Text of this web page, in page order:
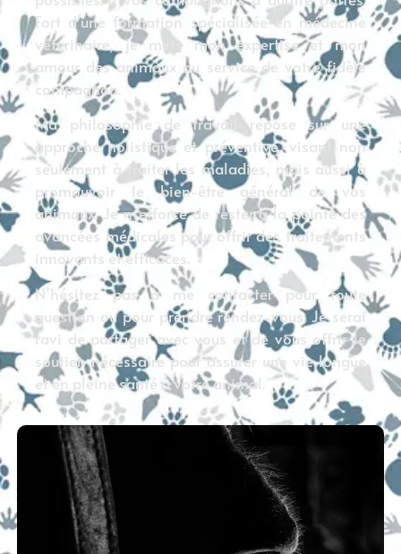
Fort d’une formation spécialisée en médecine
vétérinaire, je mets mon expertise et mon
amour des animaux au service de votre fidèle
compagnon.
Ma philosophie de travail repose sur une
approche holistique et préventive, visant non
seulement à traiter les maladies, mais aussi à
promouvoir le bien-être général de vos
animaux. Je m’efforce de rester à la pointe des
avancées médicales pour offrir des traitements
innovants et efficaces.
N’hésitez pas à me contacter pour toute
question ou pour prendre rendez-vous. Je serai
ravi de partager avec vous et de vous offrir le
soutien nécessaire pour assurer une vie longue
et en pleine santé à votre animal.